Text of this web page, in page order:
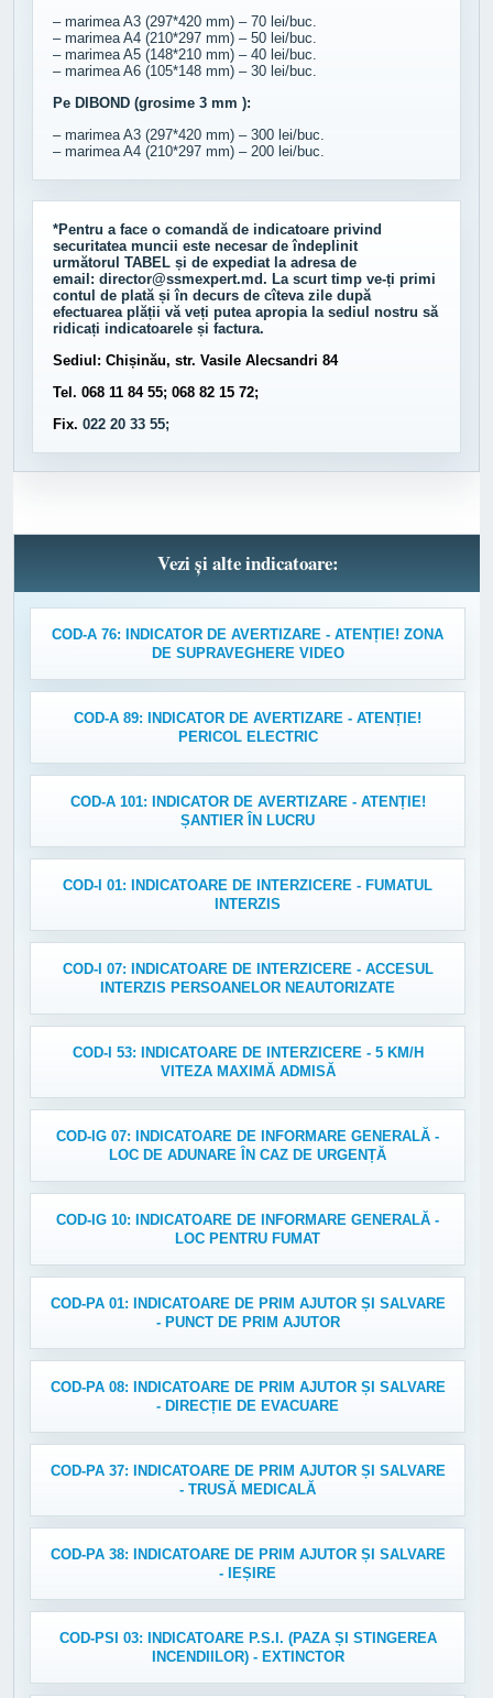
– marimea A3 (297*420 mm) – 70 lei/buc.
– marimea A4 (210*297 mm) – 50 lei/buc.
– marimea A5 (148*210 mm) – 40 lei/buc.
– marimea A6 (105*148 mm) – 30 lei/buc.
Pe DIBOND (grosime 3 mm ):
– marimea A3 (297*420 mm) – 300 lei/buc.
– marimea A4 (210*297 mm) – 200 lei/buc.
*Pentru a face o comandă de indicatoare privind
securitatea muncii este necesar de îndeplinit
următorul TABEL și de expediat la adresa de
email: director@ssmexpert.md. La scurt timp ve-ți primi
contul de plată și în decurs de cîteva zile după
efectuarea plății vă veți putea apropia la sediul nostru să
ridicați indicatoarele și factura.
Sediul: Chișinău, str. Vasile Alecsandri 84
Tel. 068 11 84 55; 068 82 15 72;
Fix. 022 20 33 55;
Vezi și alte indicatoare:
COD-A 76: INDICATOR DE AVERTIZARE - ATENȚIE! ZONA
DE SUPRAVEGHERE VIDEO
COD-A 89: INDICATOR DE AVERTIZARE - ATENȚIE!
PERICOL ELECTRIC
COD-A 101: INDICATOR DE AVERTIZARE - ATENȚIE!
ȘANTIER ÎN LUCRU
COD-I 01: INDICATOARE DE INTERZICERE - FUMATUL
INTERZIS
COD-I 07: INDICATOARE DE INTERZICERE - ACCESUL
INTERZIS PERSOANELOR NEAUTORIZATE
COD-I 53: INDICATOARE DE INTERZICERE - 5 KM/H
VITEZA MAXIMĂ ADMISĂ
COD-IG 07: INDICATOARE DE INFORMARE GENERALĂ -
LOC DE ADUNARE ÎN CAZ DE URGENȚĂ
COD-IG 10: INDICATOARE DE INFORMARE GENERALĂ -
LOC PENTRU FUMAT
COD-PA 01: INDICATOARE DE PRIM AJUTOR ȘI SALVARE
- PUNCT DE PRIM AJUTOR
COD-PA 08: INDICATOARE DE PRIM AJUTOR ȘI SALVARE
- DIRECȚIE DE EVACUARE
COD-PA 37: INDICATOARE DE PRIM AJUTOR ȘI SALVARE
- TRUSĂ MEDICALĂ
COD-PA 38: INDICATOARE DE PRIM AJUTOR ȘI SALVARE
- IEȘIRE
COD-PSI 03: INDICATOARE P.S.I. (PAZA ȘI STINGEREA
INCENDIILOR) - EXTINCTOR